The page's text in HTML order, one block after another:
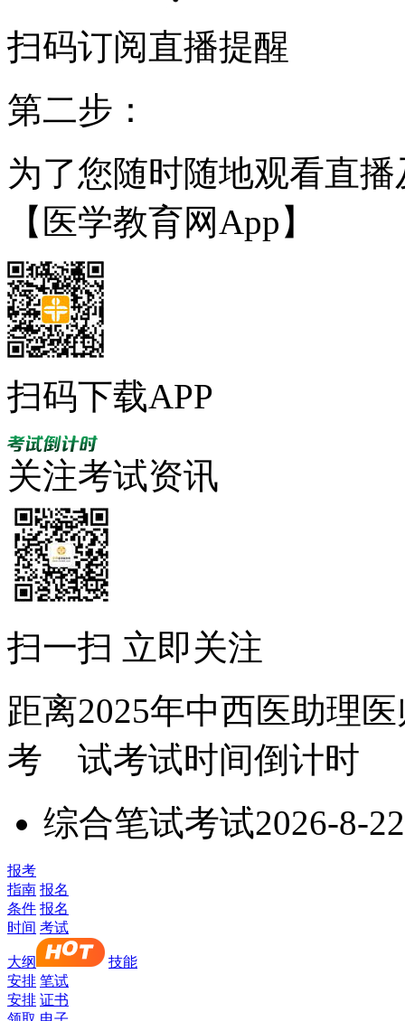
扫码订阅直播提醒
第二步：
为了您随时随地观看直
【医学教育网App】
扫码下载APP
关注考试资讯
扫一扫 立即关注
距离2025年中西医助理
考 试考试时间倒计时
综合笔试考试2026-8-22
报考
指南 报名
条件 报名
时间 考试
大纲
技能
安排 笔试
安排 证书